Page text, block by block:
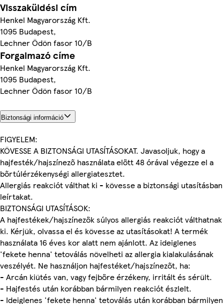
Visszaküldési cím
Henkel Magyarország Kft.
1095 Budapest,
Lechner Ödön fasor 10/B
Forgalmazó címe
Henkel Magyarország Kft.
1095 Budapest,
Lechner Ödön fasor 10/B
Biztonsági információ
FIGYELEM:
KÖVESSE A BIZTONSÁGI UTASÍTÁSOKAT. Javasoljuk, hogy a
hajfesték/hajszínező használata előtt 48 órával végezze el a
bőrtúlérzékenységi allergiatesztet.
Allergiás reakciót válthat ki - kövesse a biztonsági utasításban
leírtakat.
BIZTONSÁGI UTASÍTÁSOK:
A hajfestékek/hajszínezők súlyos allergiás reakciót válthatnak
ki. Kérjük, olvassa el és kövesse az utasításokat! A termék
használata 16 éves kor alatt nem ajánlott. Az ideiglenes
'fekete henna' tetoválás növelheti az allergia kialakulásának
veszélyét. Ne használjon hajfestéket/hajszínezőt, ha:
- Arcán kiütés van, vagy fejbőre érzékeny, irritált és sérült.
- Hajfestés után korábban bármilyen reakciót észlelt.
- Ideiglenes 'fekete henna' tetoválás után korábban bármilyen